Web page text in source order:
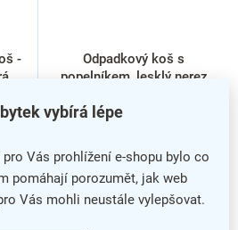
vybírá lépe
Vás prohlížení e-shopu bylo co
pomáhají porozumět, jak web
Vás mohli neustále vylepšovat.
-
Odpadkový koš s
popelníkem, lesklý nerez